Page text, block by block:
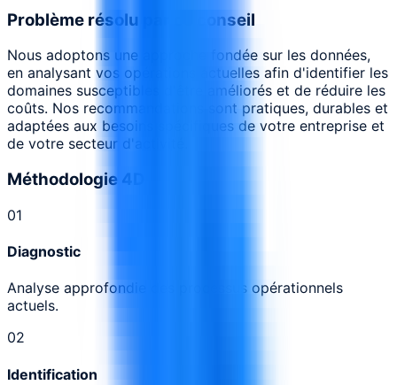
Problème résolu par ce conseil
Nous adoptons une approche fondée sur les données,
en analysant vos opérations actuelles afin d'identifier les
domaines susceptibles d'être améliorés et de réduire les
coûts. Nos recommandations sont pratiques, durables et
adaptées aux besoins spécifiques de votre entreprise et
de votre secteur d'activité.
Méthodologie 4D
01
Diagnostic
Analyse approfondie des processus opérationnels
actuels.
02
Identification